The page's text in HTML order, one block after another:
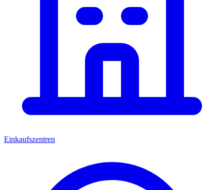
Einkaufszentren